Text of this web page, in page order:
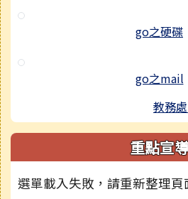
go之硬碟
go之mail
教務
重點宣
選單載入失敗，請重新整理頁